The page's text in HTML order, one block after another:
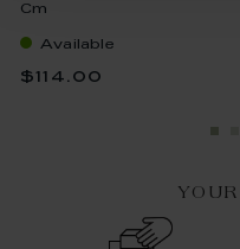
Cm
Available
$114.00